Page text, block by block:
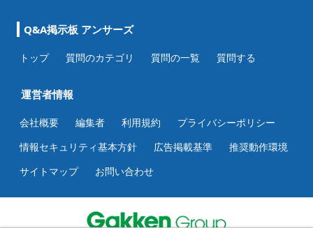
Q&A掲示板 アンサーズ
トップ 質問のカテゴリ 質問の一覧 質問する
運営者情報
会社概要 編集者 利用規約
プライバシーポリシー
情報セキュリティ基本方針
広告掲載基準
推奨動作環境
サイトマップ
お問い合わせ